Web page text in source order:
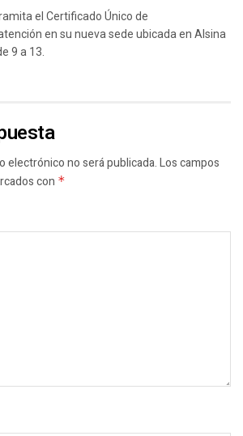
el Certificado Único de
en su nueva sede ubicada en Alsina
9 a 13.
electrónico no será publicada.Los campos
con *